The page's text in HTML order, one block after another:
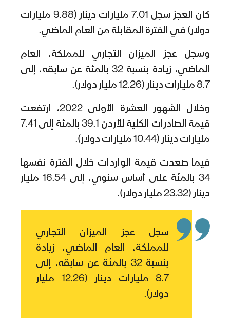
كان العجز سجل 7.01 مليارات دينار (9.88 مليارات
دولار) في الفترة المقابلة من العام الماضي.
وسجل عجز الميزان التجاري للمملكة، العام
الماضي، زيادة بنسبة 32 بالمئة عن سابقه، إلى
8.7 مليارات دينار (12.26 مليار دولار).
وخلال الشهور العشرة الأولى 2022، ارتفعت
قيمة الصادرات الكلية للأردن 39.1 بالمئة إلى 7.41
مليارات دينار (10.44 مليارات دولار).
فيما صعدت قيمة الواردات خلال الفترة نفسها
34 بالمئة على أساس سنوي، إلى 16.54 مليار
دينار (23.32 مليار دولار).
سجل عجز الميزان التجاري
للمملكة، العام الماضي، زيادة
بنسبة 32 بالمئة عن سابقه، إلى
8.7 مليارات دينار (12.26 مليار
دولار).